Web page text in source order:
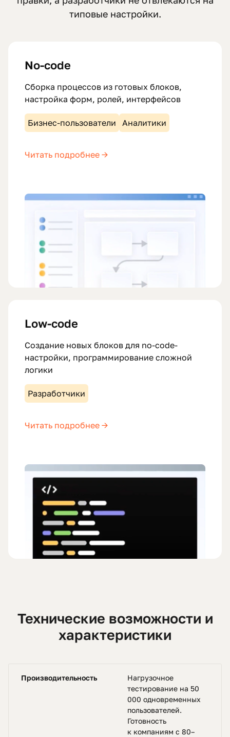
типовые настройки.
No-code
Сборка процессов из готовых блоков,
настройка форм, ролей, интерфейсов
Бизнес-пользователи Аналитики
Читать подробнее →
Low-code
Создание новых блоков для no-code-
настройки, программирование сложной
логики
Разработчики
Читать подробнее →
Технические возможности и
характеристики
Производительность
Нагрузочное
тестирование на 50
000 одновременных
пользователей.
Готовность
к компаниям с 80–